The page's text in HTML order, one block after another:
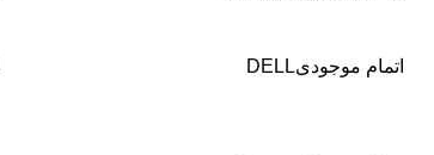
اتمام موجودیDELL